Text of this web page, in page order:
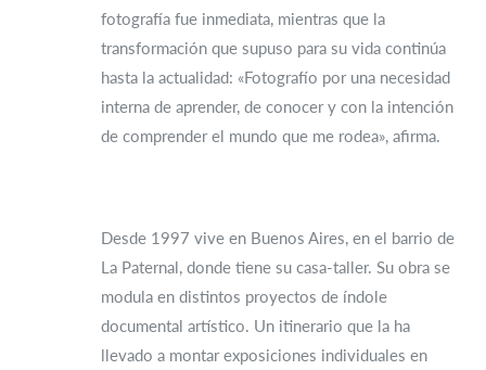
fotografía fue inmediata, mientras que la
transformación que supuso para su vida continúa
hasta la actualidad: «Fotografío por una necesidad
interna de aprender, de conocer y con la intención
de comprender el mundo que me rodea», afirma.
Desde 1997 vive en Buenos Aires, en el barrio de
La Paternal, donde tiene su casa-taller. Su obra se
modula en distintos proyectos de índole
documental artístico. Un itinerario que la ha
llevado a montar exposiciones individuales en